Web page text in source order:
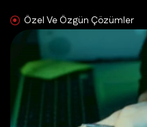
Özel Ve Özgün Çözümler